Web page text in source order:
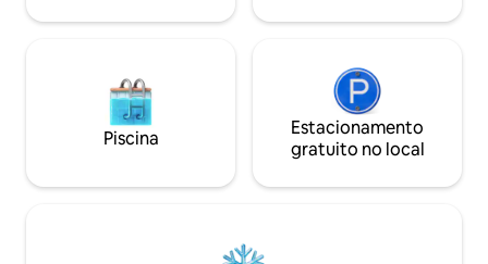
Piscina
Estacionamento
gratuito no local